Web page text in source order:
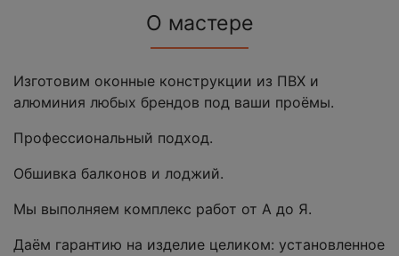
О мастере
Изготовим оконные конструкции из ПВХ и
алюминия любых брендов под ваши проёмы.
Профессиональный подход.
Обшивка балконов и лоджий.
Мы выполняем комплекс работ от А до Я.
Даём гарантию на изделие целиком: установленное